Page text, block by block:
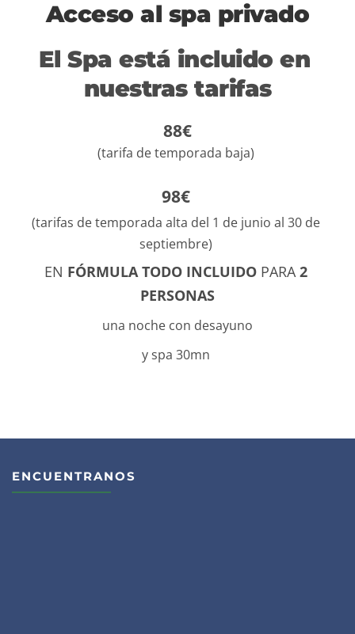
Acceso al spa privado
El Spa está incluido en
nuestras tarifas
88€
(tarifa de temporada baja)
98€
(tarifas de temporada alta del 1 de junio al 30 de
septiembre)
EN FÓRMULA TODO INCLUIDO PARA 2 P
ERSONAS
una noche con desayuno
y spa 30mn
ENCUENTRANOS